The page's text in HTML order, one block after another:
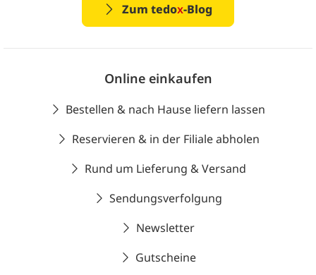
Zum tedox-Blog
Online einkaufen
Bestellen & nach Hause liefern lassen
Reservieren & in der Filiale abholen
Rund um Lieferung & Versand
Sendungsverfolgung
Newsletter
Gutscheine